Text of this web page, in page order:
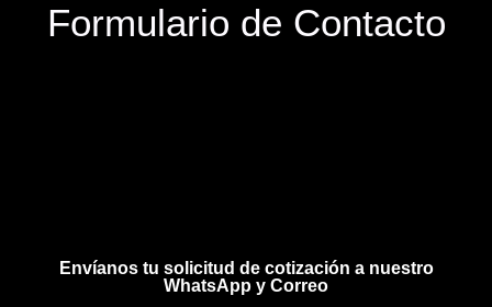
Formulario de Contacto
Envíanos tu solicitud de cotización a nuestro
WhatsApp y Correo